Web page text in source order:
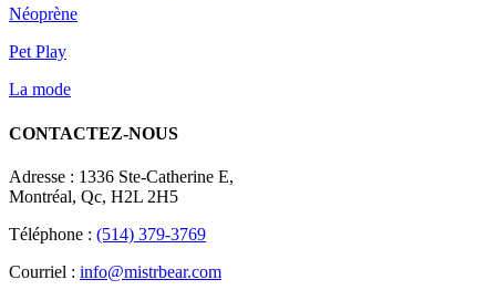
Néoprène
Pet Play
La mode
CONTACTEZ-NOUS
Adresse : 1336 Ste-Catherine E,
Montréal, Qc, H2L 2H5
Téléphone : (514) 379-3769
Courriel : info@mistrbear.com